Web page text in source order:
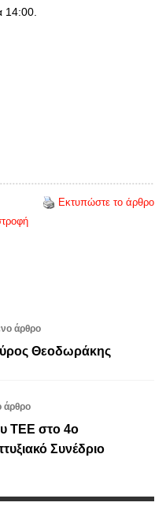
14:00.
Εκτυπώστε το άρθρο
άρθρο
Θεοδωράκης
άρθρο
ΤΕΕ στο 4ο
Συνέδριο